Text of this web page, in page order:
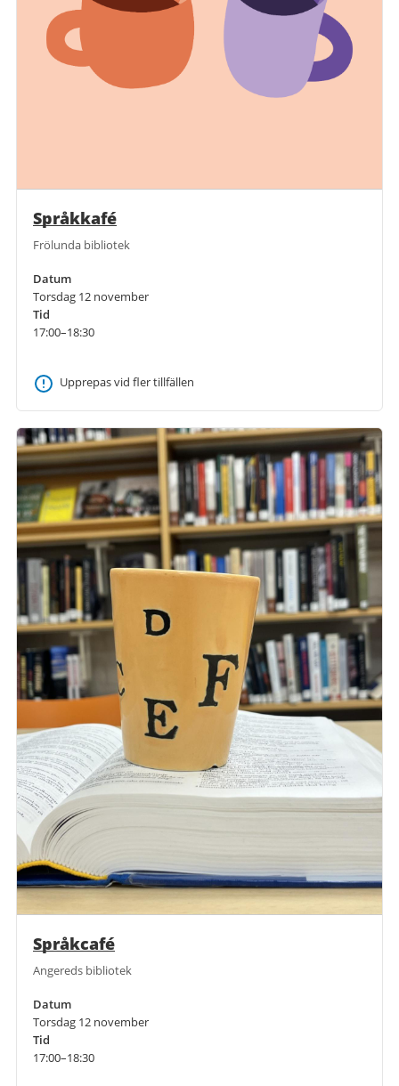
Språkkafé
Frölunda bibliotek
Datum
Torsdag 12 november
Tid
17:00–18:30
Upprepas vid fler tillfällen
Språkcafé
Angereds bibliotek
Datum
Torsdag 12 november
Tid
17:00–18:30